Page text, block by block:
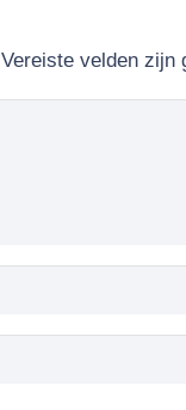
Vereiste velden zijn